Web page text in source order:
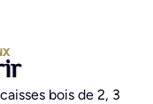
bois de 2, 3